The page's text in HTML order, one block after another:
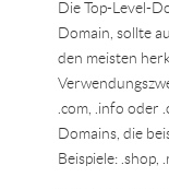
Die Top-Level-
Domain, sollte
den meisten
.com, .info oder
Domains, die
Beispiele: .shop,